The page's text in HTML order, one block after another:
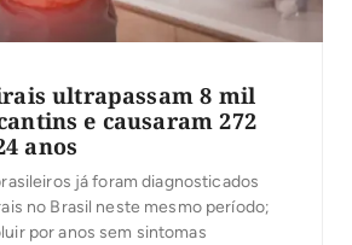
ultrapassam 8 mil
e causaram 272
anos
já foram diagnosticados
no Brasil neste mesmo período;
por anos sem sintomas